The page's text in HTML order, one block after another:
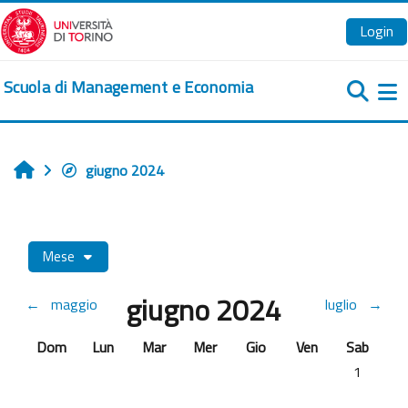
Vai al contenuto principale
Login
Scuola di Management e Economia
Homegiugno 2024
Mese
← maggio giugno 2024 luglio
→
Domenica
Dom Lunedi
Lun Martedì
Mar Mercoledì
Mer Giovedì
Gio Venerdì
Ven Sabato
Sab
Nessun
1